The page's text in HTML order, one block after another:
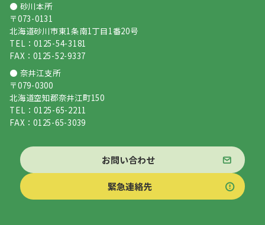
● 砂川本所
〒073-0131
北海道砂川市東1条南1丁目1番20号
TEL：0125-54-3181
FAX：0125-52-9337
● 奈井江支所
〒079-0300
北海道空知郡奈井江町150
TEL：0125-65-2211
FAX：0125-65-3039
お問い合わせ
緊急連絡先